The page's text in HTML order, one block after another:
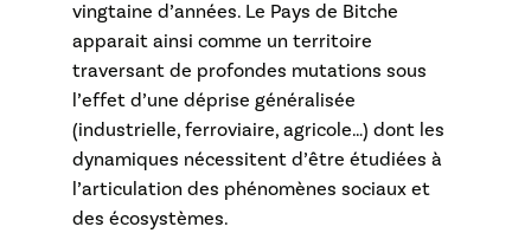
vingtaine d’années. Le Pays de Bitche
apparait ainsi comme un territoire
traversant de profondes mutations sous
l’effet d’une déprise généralisée
(industrielle, ferroviaire, agricole…) dont les
dynamiques nécessitent d’être étudiées à
l’articulation des phénomènes sociaux et
des écosystèmes.